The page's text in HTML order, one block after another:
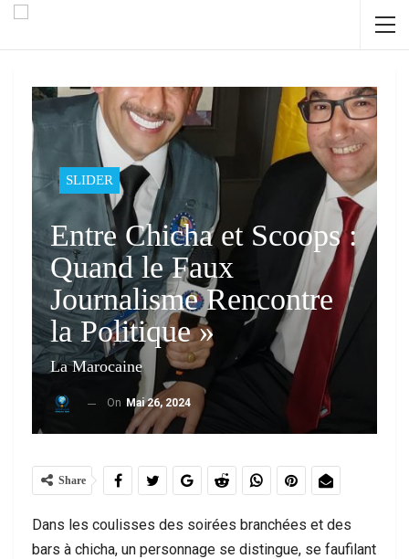
SLIDER
Entre Chicha et Scoops :
Quand le Faux
Journalisme Rencontre
la Politique »
La Marocaine
On Mai 26, 2024
Share
Dans les coulisses des soirées branchées et des
bars à chicha, un personnage se distingue, se faufilant